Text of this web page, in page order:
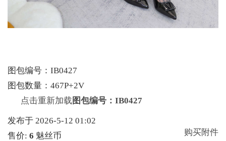
图包编号：IB0427
图包数量：467P+2V
点击重新加载 图包编号：IB0427
发布于 2026-5-12 01:02
售价: 6 魅丝币 购买附件